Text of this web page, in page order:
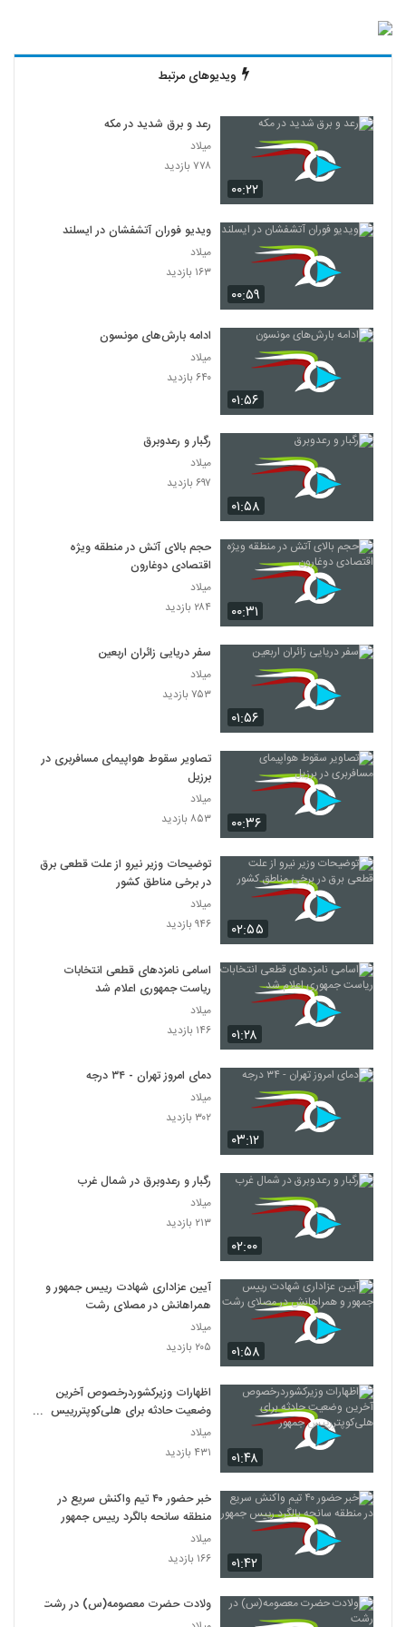
ویدیوهای مرتبط
۰۰:۲۲
رعد و برق شدید در مکه
میلاد
۷۷۸ بازدید
۰۰:۵۹
ویدیو فوران آتشفشان در ایسلند
میلاد
۱۶۳ بازدید
۰۱:۵۶
ادامه بارش‌های مونسون
میلاد
۶۴۰ بازدید
۰۱:۵۸
رگبار و رعدوبرق
میلاد
۶۹۷ بازدید
۰۰:۳۱
حجم بالای آتش در منطقه ویژه
اقتصادی دوغارون
میلاد
۲۸۴ بازدید
۰۱:۵۶
سفر دریایی زائران اربعین
میلاد
۷۵۳ بازدید
۰۰:۳۶
تصاویر سقوط هواپیمای مسافربری در
برزیل
میلاد
۸۵۳ بازدید
۰۲:۵۵
توضیحات وزیر نیرو از علت قطعی برق
در برخی مناطق کشور
میلاد
۹۴۶ بازدید
۰۱:۲۸
اسامی نامزدهای قطعی انتخابات
ریاست جمهوری اعلام شد
میلاد
۱۴۶ بازدید
۰۳:۱۲
دمای امروز تهران - ۳۴ درجه
میلاد
۳۰۲ بازدید
۰۲:۰۰
رگبار و رعدوبرق در شمال غرب
میلاد
۲۱۳ بازدید
۰۱:۵۸
آیین عزاداری شهادت رییس جمهور و
همراهانش در مصلای رشت
میلاد
۲۰۵ بازدید
۰۱:۴۸
اظهارات وزیرکشوردرخصوص آخرین
وضعیت حادثه برای هلی‌کوپتررییس
جمهور
میلاد
۴۳۱ بازدید
۰۱:۴۲
خبر حضور ۴۰ تیم واکنش سریع در
منطقه سانحه بالگرد رییس جمهور
میلاد
۱۶۶ بازدید
ولادت حضرت معصومه(س) در رشت